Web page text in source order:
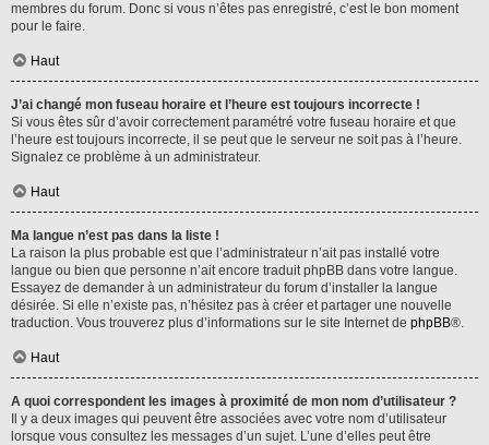
membres du forum. Donc si vous n’êtes pas enregistré, c’est le bon moment
pour le faire.
Haut
J’ai changé mon fuseau horaire et l’heure est toujours incorrecte !
Si vous êtes sûr d’avoir correctement paramétré votre fuseau horaire et que
l’heure est toujours incorrecte, il se peut que le serveur ne soit pas à l’heure.
Signalez ce problème à un administrateur.
Haut
Ma langue n’est pas dans la liste !
La raison la plus probable est que l’administrateur n’ait pas installé votre
langue ou bien que personne n’ait encore traduit phpBB dans votre langue.
Essayez de demander à un administrateur du forum d’installer la langue
désirée. Si elle n’existe pas, n’hésitez pas à créer et partager une nouvelle
traduction. Vous trouverez plus d’informations sur le site Internet de phpBB®.
Haut
A quoi correspondent les images à proximité de mon nom d’utilisateur ?
Il y a deux images qui peuvent être associées avec votre nom d’utilisateur
lorsque vous consultez les messages d’un sujet. L’une d’elles peut être